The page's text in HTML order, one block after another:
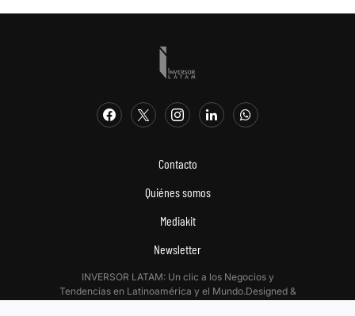
Contacto
Quiénes somos
Mediakit
Newsletter
INVERSOR LATAM: Un clic a los Negocios y
Tendencias en Latinoamérica y el Mundo.Designed &